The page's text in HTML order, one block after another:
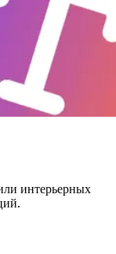
интерьерных